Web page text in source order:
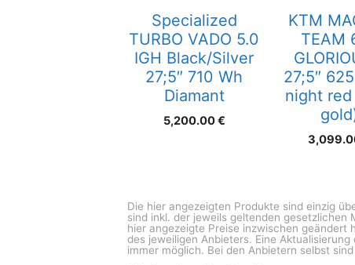
Specialized
TURBO VADO 5.0
IGH Black/Silver
27;5″ 710 Wh
Diamant
5,200.00€
KTM
TEAM
27;5″
night red
Die hier angezeigten Produkte sind einzig
sind inkl. der jeweils geltenden
hier angezeigte Preise inzwischen geändert
des jeweiligen Anbieters. Eine
immer möglich. Bei den Anbietern selbst